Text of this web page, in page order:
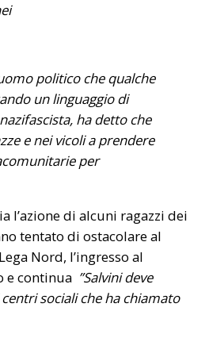
politico che qualche
un linguaggio di
ha detto che
e nei vicoli a prendere
per
l’azione di alcuni ragazzi dei
tentato di ostacolare al
Nord, l’ingresso al
e continua ”Salvini deve
sociali che ha chiamato